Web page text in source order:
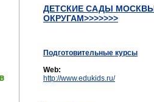
ДЕТСКИЕ САДЫ
ОКРУГАМ>>>>>>>
Подготовительные курсы
Web:
http://www.edukids.ru/